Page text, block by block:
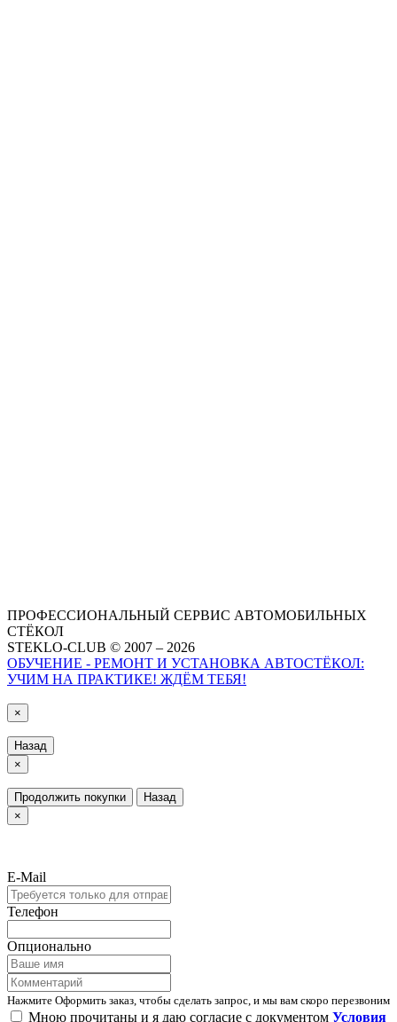
ПРОФЕССИОНАЛЬНЫЙ СЕРВИС АВТОМОБИЛЬНЫХ
СТЁКОЛ
STEKLO-CLUB © 2007 – 2026
ОБУЧЕНИЕ - РЕМОНТ И УСТАНОВКА АВТОСТЁКОЛ:
УЧИМ НА ПРАКТИКЕ! ЖДЁМ ТЕБЯ!
×
Назад
×
Продолжить покупки
Назад
×
E-Mail
Телефон
Опционально
Нажмите Оформить заказ, чтобы сделать запрос, и мы вам скоро перезвоним
Мною прочитаны и я даю согласие с документом Условия